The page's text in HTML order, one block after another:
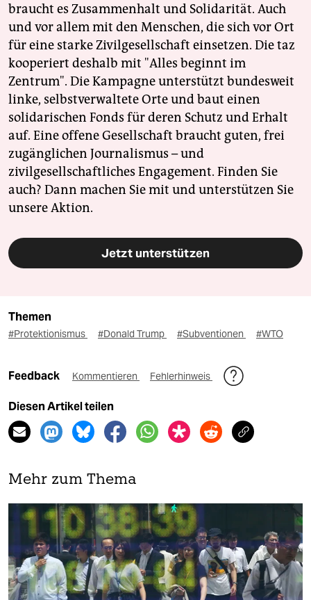
braucht es Zusammenhalt und Solidarität. Auch
und vor allem mit den Menschen, die sich vor Ort
für eine starke Zivilgesellschaft einsetzen. Die taz
kooperiert deshalb mit "Alles beginnt im
Zentrum". Die Kampagne unterstützt bundesweit
linke, selbstverwaltete Orte und baut einen
solidarischen Fonds für deren Schutz und Erhalt
auf. Eine offene Gesellschaft braucht guten, frei
zugänglichen Journalismus – und
zivilgesellschaftliches Engagement. Finden Sie
auch? Dann machen Sie mit und unterstützen Sie
unsere Aktion.
Jetzt unterstützen
Themen
#Protektionismus #Donald Trump #Subventionen #WTO
Feedback Kommentieren Fehlerhinweis
Diesen Artikel teilen
Mehr zum Thema